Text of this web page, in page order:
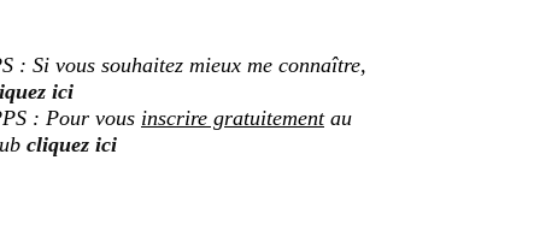
: Si vous souhaitez mieux me connaître,
ici
: Pour vous inscrire gratuitementau
cliquez ici